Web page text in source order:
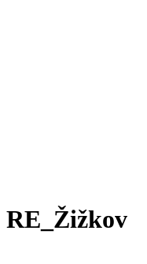
RE_Žižkov